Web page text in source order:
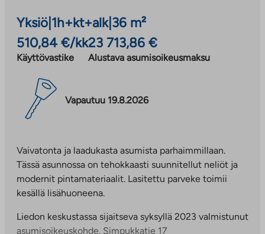
Yksiö 1h+kt+alk| 36 m²
510,84 €/kk
Käyttövastike
23 713,86 €
Alustava asumisoikeusmaksu
Vapautuu 19.8.2026
Vaivatonta ja laadukasta asumista parhaimmillaan.
Tässä asunnossa on tehokkaasti suunnitellut neliöt ja
modernit pintamateriaalit. Lasitettu parveke toimii
kesällä lisähuoneena.
Liedon keskustassa sijaitseva syksyllä 2023 valmistunut
asumisoikeuskohde. Simpukkatie 17